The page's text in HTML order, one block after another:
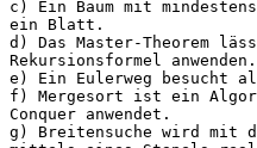
c) Ein Baum mit
ein Blatt.
d) Das Master-Theorem
Rekursionsformel anwenden.
e) Ein Eulerweg besucht
f) Mergesort ist ein
Conquer anwendet.
g) Breitensuche wird mit